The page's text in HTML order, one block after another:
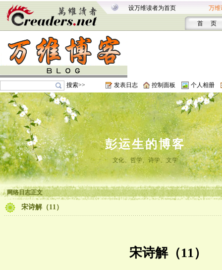
设万维读者为首页 万维
首 页
搜索>> 发表日志 控制面板 个人相册
彭运生的博客
文化、哲学、诗学、文学
网络日志正文
宋诗解（11）
宋诗解（11）